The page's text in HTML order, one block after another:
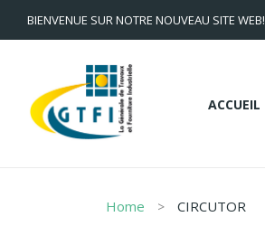
BIENVENUE SUR NOTRE NOUVEAU SITE WEB!
ACCUEIL
Home CIRCUTOR